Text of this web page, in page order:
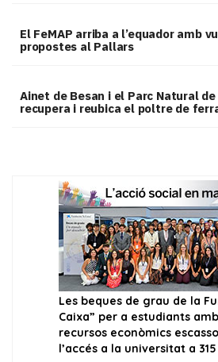
El FeMAP arriba a l’equador amb
propostes al Pallars
Ainet de Besan i el Parc Natural
recupera i reubica el poltre de